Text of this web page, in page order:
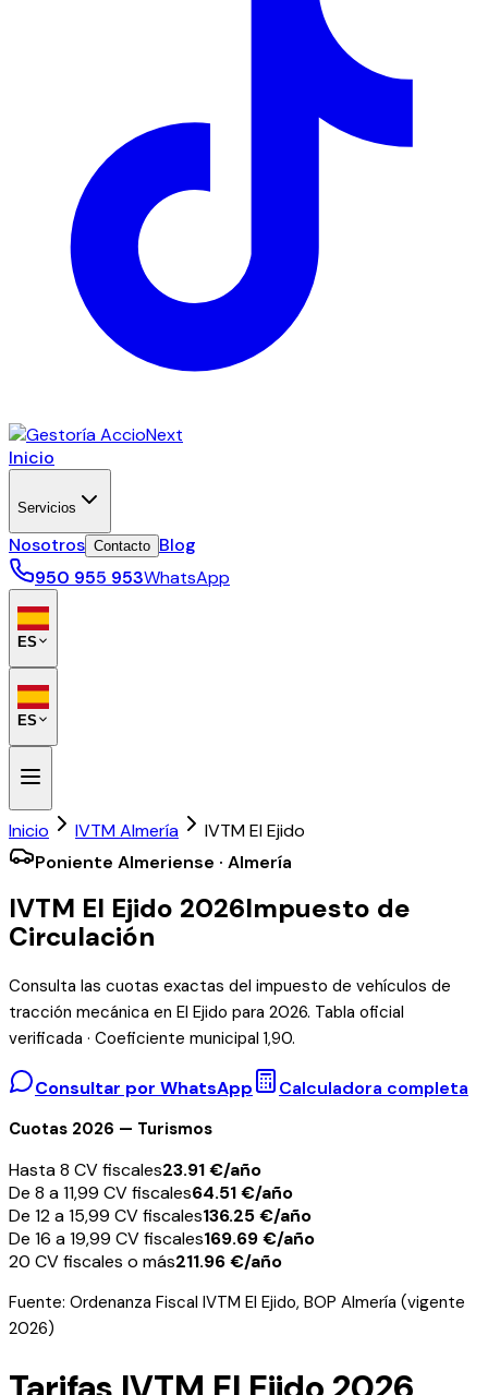
Inicio
Servicios
Nosotros Contacto Blog
950 955 953WhatsApp
ES
ES
Inicio IVTM Almería IVTMEl Ejido
Poniente Almeriense · Almería
IVTM El Ejido 2026Impuesto de
Circulación
Consulta las cuotas exactas del impuesto de vehículos de
tracción mecánica en El Ejido para 2026. Tabla oficial
verificada · Coeficiente municipal 1,90.
Consultar por WhatsApp Calculadora completa
Cuotas 2026 — Turismos
Hasta 8 CV fiscales23.91€/año
De 8 a 11,99 CV fiscales64.51€/año
De 12 a 15,99 CV fiscales136.25€/año
De 16 a 19,99 CV fiscales169.69€/año
20 CV fiscales o más211.96€/año
Fuente: Ordenanza Fiscal IVTM El Ejido, BOP Almería (vigente
2026)